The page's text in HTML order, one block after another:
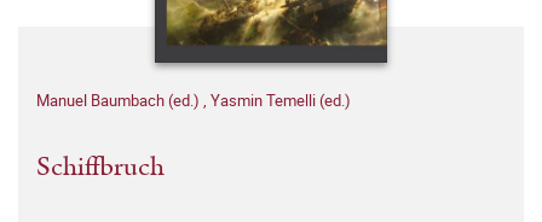
Manuel Baumbach (ed.) , Yasmin Temelli (ed.)
Schiffbruch